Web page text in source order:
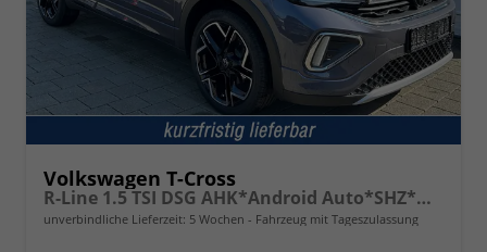
Volkswagen T-Cross
R-Line 1.5 TSI DSG AHK*Android Auto*SHZ*Matrix-LED*Kamera*Keyless*18"
unverbindliche Lieferzeit: 5 Wochen Fahrzeug mit Tageszulassung